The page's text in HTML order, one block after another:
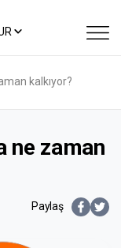
kalkıyor?
ne zaman
Paylaş